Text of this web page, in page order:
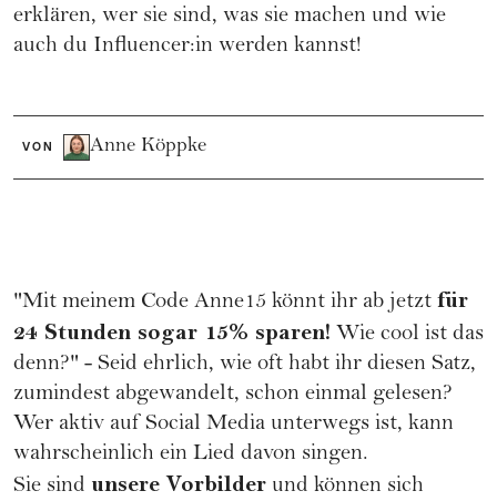
erklären, wer sie sind, was sie machen und wie
auch du Influencer:in werden kannst!
VON Anne Köppke
"Mit meinem Code Anne15 könnt ihr ab jetzt für
24 Stunden sogar 15% sparen! Wie cool ist das
denn?" - Seid ehrlich, wie oft habt ihr diesen Satz,
zumindest abgewandelt, schon einmal gelesen?
Wer aktiv auf Social Media unterwegs ist, kann
wahrscheinlich ein Lied davon singen.
Sie sind unsere Vorbilder und können sich